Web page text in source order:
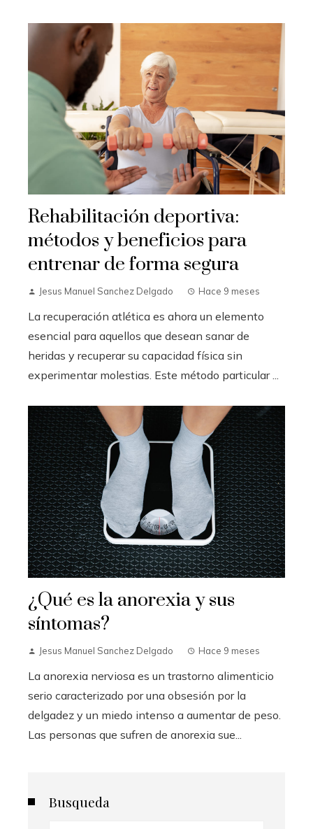
Rehabilitación deportiva:
métodos y beneficios para
entrenar de forma segura
Jesus Manuel Sanchez Delgado Hace 9 meses
La recuperación atlética es ahora un elemento
esencial para aquellos que desean sanar de
heridas y recuperar su capacidad física sin
experimentar molestias. Este método particular ...
¿Qué es la anorexia y sus
síntomas?
Jesus Manuel Sanchez Delgado Hace 9 meses
La anorexia nerviosa es un trastorno alimenticio
serio caracterizado por una obsesión por la
delgadez y un miedo intenso a aumentar de peso.
Las personas que sufren de anorexia sue...
Busqueda